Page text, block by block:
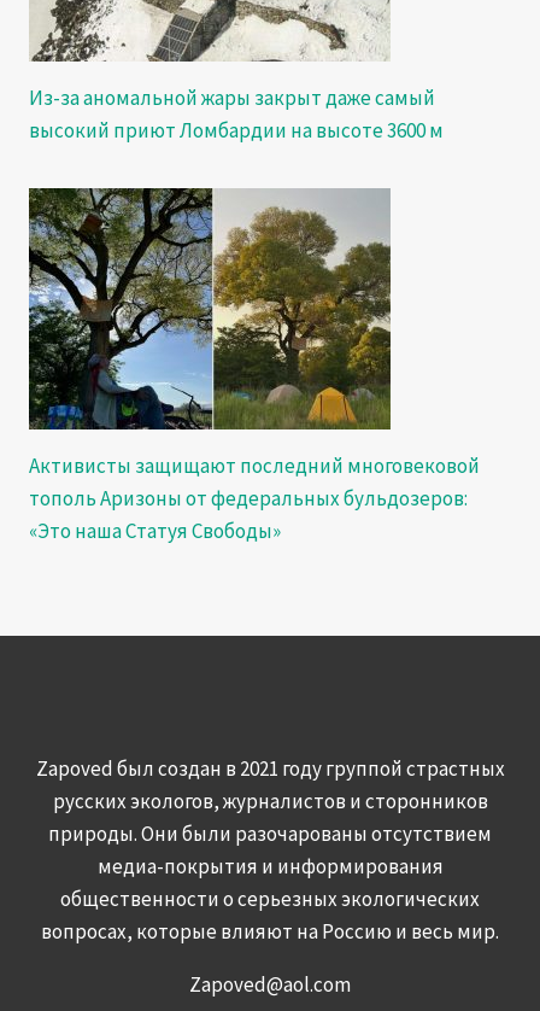
Из-за аномальной жары закрыт даже самый
высокий приют Ломбардии на высоте 3600 м
Активисты защищают последний многовековой
тополь Аризоны от федеральных бульдозеров:
«Это наша Статуя Свободы»
Zapoved был создан в 2021 году группой страстных
русских экологов, журналистов и сторонников
природы. Они были разочарованы отсутствием
медиа-покрытия и информирования
общественности о серьезных экологических
вопросах, которые влияют на Россию и весь мир.
Zapoved@aol.com